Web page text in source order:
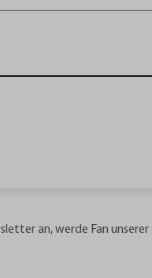
an, werde Fan unserer